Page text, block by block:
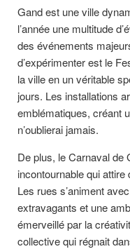
Gand est une ville
l’année une multitude
des événements
d’expérimenter est le
la ville en un véritable
jours. Les installations
emblématiques, créant
n’oublierai jamais.
De plus, le Carnaval de
incontournable qui
Les rues s’animent
extravagants et une
émerveillé par la
collective qui régnait